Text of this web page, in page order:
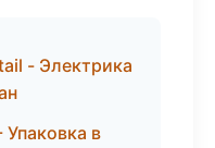
- Электрика
в